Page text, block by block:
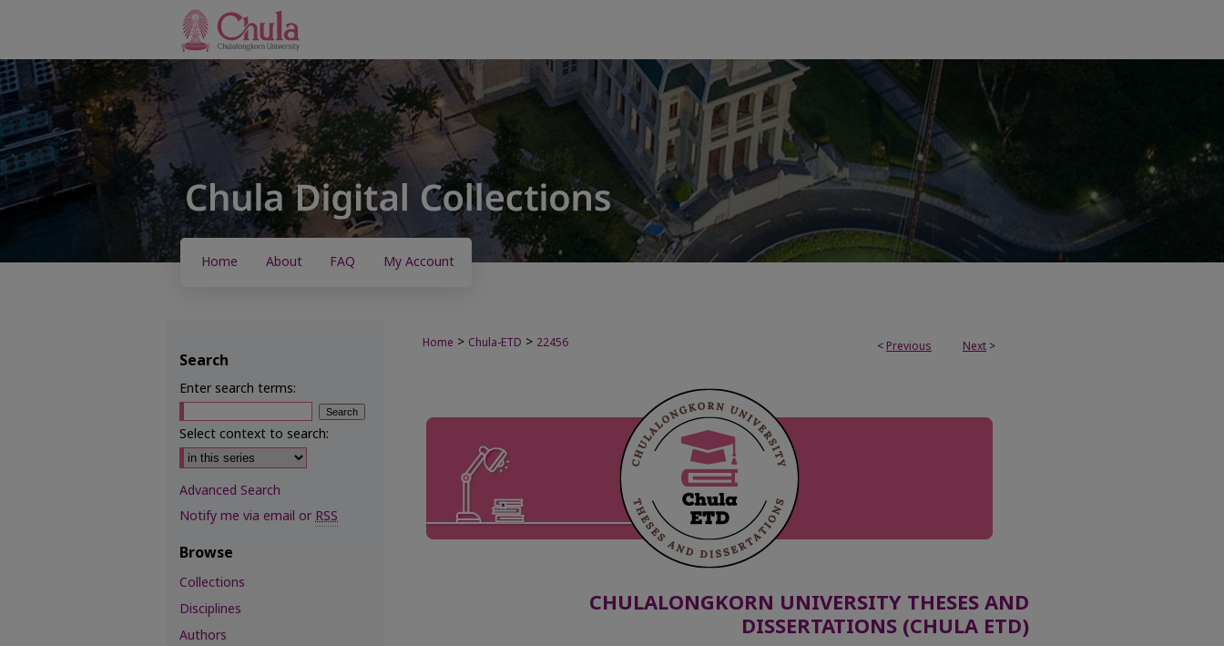
Home About FAQ My Account
< Previous Next >
Home > Chula-ETD > 22456
CHULALONGKORN UNIVERSITY THESES AND
DISSERTATIONS (CHULA ETD)
Search
Enter search terms:
Select context to search:
Advanced Search
Notify me via email orRSS
Browse
Collections
Disciplines
Authors